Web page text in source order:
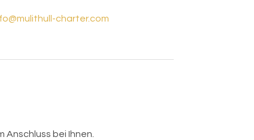
charter.com
Anschluss bei Ihnen.